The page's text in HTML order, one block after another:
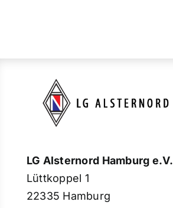
LG Alsternord Hamburg e.V.
Lüttkoppel 1
22335 Hamburg